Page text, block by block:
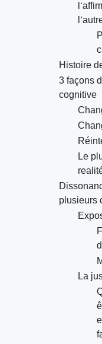
Histoire
3 façons
cognitive
Le
plusieurs
La